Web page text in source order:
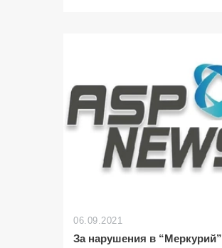
06.09.2021
За нарушения в “Меркурий”